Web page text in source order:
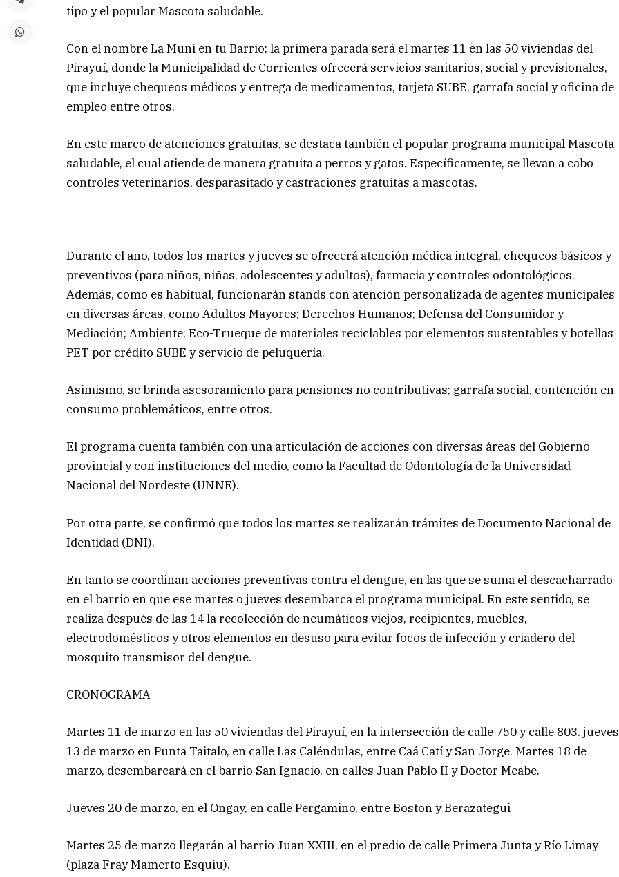
tipo y el popular Mascota saludable.
Con el nombre La Muni en tu Barrio: la primera parada será el martes 11 en las 50 viviendas del
Pirayuí, donde la Municipalidad de Corrientes ofrecerá servicios sanitarios, social y previsionales,
que incluye chequeos médicos y entrega de medicamentos, tarjeta SUBE, garrafa social y oficina de
empleo entre otros.
En este marco de atenciones gratuitas, se destaca también el popular programa municipal Mascota
saludable, el cual atiende de manera gratuita a perros y gatos. Específicamente, se llevan a cabo
controles veterinarios, desparasitado y castraciones gratuitas a mascotas.
Durante el año, todos los martes y jueves se ofrecerá atención médica integral, chequeos básicos y
preventivos (para niños, niñas, adolescentes y adultos), farmacia y controles odontológicos.
Además, como es habitual, funcionarán stands con atención personalizada de agentes municipales
en diversas áreas, como Adultos Mayores; Derechos Humanos; Defensa del Consumidor y
Mediación; Ambiente; Eco-Trueque de materiales reciclables por elementos sustentables y botellas
PET por crédito SUBE y servicio de peluquería.
Asimismo, se brinda asesoramiento para pensiones no contributivas; garrafa social, contención en
consumo problemáticos, entre otros.
El programa cuenta también con una articulación de acciones con diversas áreas del Gobierno
provincial y con instituciones del medio, como la Facultad de Odontología de la Universidad
Nacional del Nordeste (UNNE).
Por otra parte, se confirmó que todos los martes se realizarán trámites de Documento Nacional de
Identidad (DNI).
En tanto se coordinan acciones preventivas contra el dengue, en las que se suma el descacharrado
en el barrio en que ese martes o jueves desembarca el programa municipal. En este sentido, se
realiza después de las 14 la recolección de neumáticos viejos, recipientes, muebles,
electrodomésticos y otros elementos en desuso para evitar focos de infección y criadero del
mosquito transmisor del dengue.
CRONOGRAMA
Martes 11 de marzo en las 50 viviendas del Pirayuí, en la intersección de calle 750 y calle 803. jueves
13 de marzo en Punta Taitalo, en calle Las Caléndulas, entre Caá Catí y San Jorge. Martes 18 de
marzo, desembarcará en el barrio San Ignacio, en calles Juan Pablo II y Doctor Meabe.
Jueves 20 de marzo, en el Ongay, en calle Pergamino, entre Boston y Berazategui
Martes 25 de marzo llegarán al barrio Juan XXIII, en el predio de calle Primera Junta y Río Limay
(plaza Fray Mamerto Esquiu).